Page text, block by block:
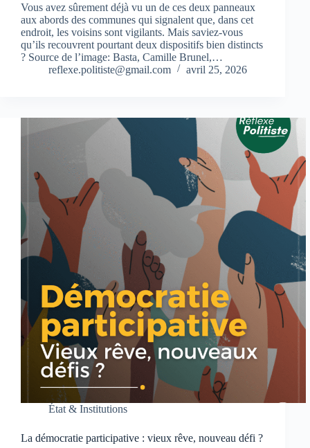
Vous avez sûrement déjà vu un de ces deux panneaux
aux abords des communes qui signalent que, dans cet
endroit, les voisins sont vigilants. Mais saviez-vous
qu’ils recouvrent pourtant deux dispositifs bien distincts
? Source de l’image: Basta, Camille Brunel,…
reflexe.politiste@gmail.com
avril 25, 2026
État & Institutions
La démocratie participative : vieux rêve, nouveau défi ?